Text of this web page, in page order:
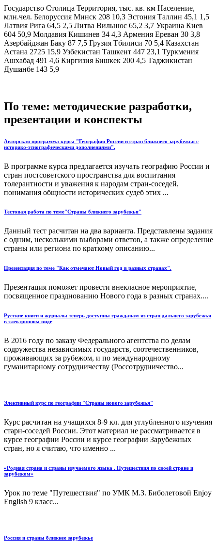
Государство Столица Территория, тыс. кв. км Население,
млн.чел. Белоруссия Минск 208 10,3 Эстония Таллин 45,1 1,5
Латвия Рига 64,5 2,5 Литва Вильнюс 65,2 3,7 Украина Киев
604 50,9 Молдавия Кишинев 34 4,3 Армения Ереван 30 3,8
Азербайджан Баку 87 7,5 Грузия Тбилиси 70 5,4 Казахстан
Астана 2725 15,9 Узбекистан Ташкент 447 23,1 Туркмения
Ашхабад 491 4,6 Киргизия Бишкек 200 4,5 Таджикистан
Душанбе 143 5,9
По теме: методические разработки,
презентации и конспекты
Авторская программа курса "География России и стран ближнего зарубежья с
историко-этнографическими дополнениями".
В программе курса предлагается изучать географию России и
стран постсоветского пространства для воспитания
толерантности и уважения к народам стран-соседей,
понимания общности исторических судеб этих ...
Тестовая работа по теме"Страны ближнего зарубежья"
Данный тест расчитан на два варианта. Представлены задания
с одним, несколькими выборами ответов, а также определение
страны или региона по краткому описанию...
Презентация по теме "Как отмечают Новый год в разных странах".
Презентация поможет провести внекласное мероприятие,
посвященное празднованию Нового года в разных странах....
Русские книги и журналы теперь доступны гражданам из стран дальнего зарубежья
в электронном виде
В 2016 году по заказу Федерального агентства по делам
содружества независимых государств, соотечественников,
проживающих за рубежом, и по международному
гуманитарному сотрудничеству (Россотрудничество...
Элективный курс по географии "Страны нового зарубежья"
Курс расчитан на учащихся 8-9 кл. для углубленного изучения
старн-соседей России. Этот материал не рассматривается в
курсе географии России и курсе географии Зарубежных
стран, но я считаю, что именно ...
«Родная страна и страны изучаемого языка . Путешествия по своей стране и
зарубежом»
Урок по теме "Путешествия" по УМК М.З. Биболетовой Enjoy
English 9 класс...
Россия и страны ближнее зарубежье